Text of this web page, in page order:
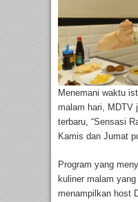
Menemani waktu
malam hari, MDTV
terbaru, “Sensasi
Kamis dan Jumat
Program yang
kuliner malam
menampilkan host